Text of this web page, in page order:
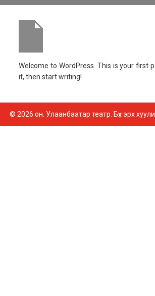
Welcome to WordPress. This is your first
it, then start writing!
© 2026 он. Улаанбаатар театр. Бүх эрх